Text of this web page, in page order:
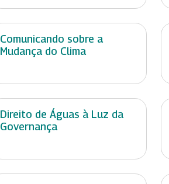
Comunicando sobre a
Mudança do Clima
Direito de Águas à Luz da
Governança